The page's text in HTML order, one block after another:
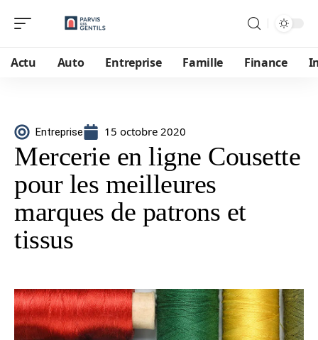
Actu Auto Entreprise Famille Finance
Entreprise 15 octobre 2020
Mercerie en ligne Cousette
pour les meilleures
marques de patrons et
tissus